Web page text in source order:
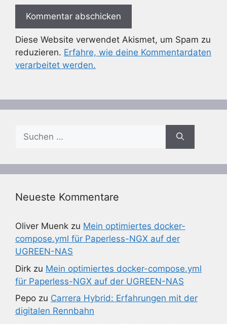
Diese Website verwendet Akismet, um Spam zu
reduzieren. Erfahre, wie deine Kommentardaten
verarbeitet werden.
Suchen
nach:
Neueste Kommentare
Oliver Muenk zu Mein optimiertes docker-
compose.yml für Paperless-NGX auf der
UGREEN-NAS
Dirk zu Mein optimiertes docker-compose.yml
für Paperless-NGX auf der UGREEN-NAS
Pepo zu Carrera Hybrid: Erfahrungen mit der
digitalen Rennbahn